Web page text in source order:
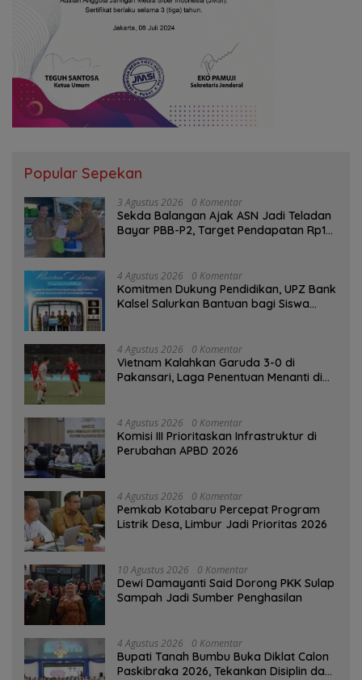
Popular Sepekan
3 Agustus 2026 0 Komentar
Sekda Balangan Ajak ASN Jadi Teladan
Bayar PBB-P2, Target Pendapatan Rp1
4 Agustus 2026 0 Komentar
Komitmen Dukung Pendidikan, UPZ Bank
Kalsel Salurkan Bantuan bagi Siswa
4 Agustus 2026 0 Komentar
Vietnam Kalahkan Garuda 3-0 di
Pakansari, Laga Penentuan Menanti di
4 Agustus 2026 0 Komentar
‎Komisi III Prioritaskan Infrastruktur di
Perubahan APBD 2026
4 Agustus 2026 0 Komentar
Pemkab Kotabaru Percepat Program
Listrik Desa, Limbur Jadi Prioritas 2026
10 Agustus 2026 0 Komentar
Dewi Damayanti Said Dorong PKK Sulap
Sampah Jadi Sumber Penghasilan
4 Agustus 2026 0 Komentar
Bupati Tanah Bumbu Buka Diklat Calon
Paskibraka 2026, Tekankan Disiplin dan